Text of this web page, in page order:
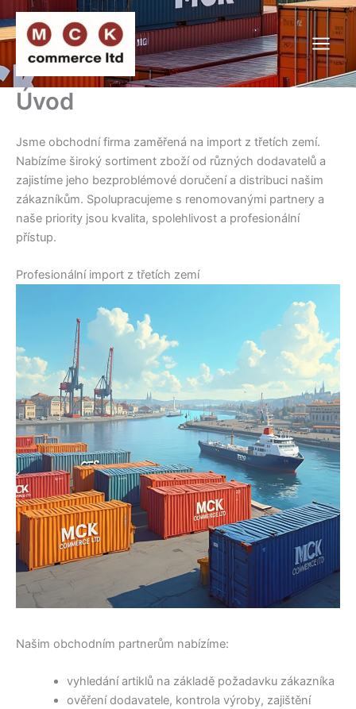
Přeskočit
na
obsah
Úvod
Jsme obchodní firma zaměřená na import z třetích zemí.
Nabízíme široký sortiment zboží od různých dodavatelů a
zajistíme jeho bezproblémové doručení a distribuci našim
zákazníkům. Spolupracujeme s renomovanými partnery a
naše priority jsou kvalita, spolehlivost a profesionální
přístup.
Profesionální import z třetích zemí
Našim obchodním partnerům nabízíme:
vyhledání artiklů na základě požadavku zákazníka
ověření dodavatele, kontrola výroby, zajištění